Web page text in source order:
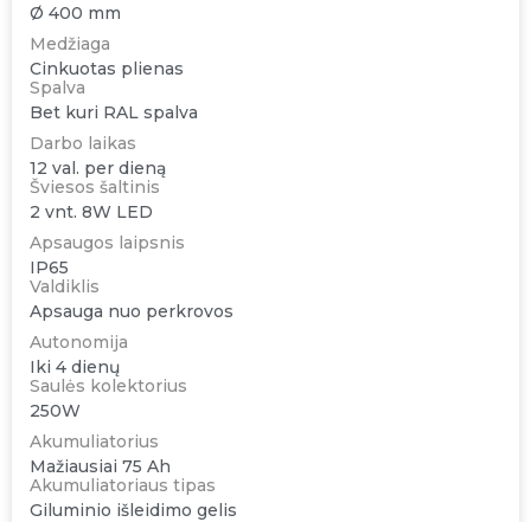
Ø 400 mm
Medžiaga
Cinkuotas plienas
Spalva
Bet kuri RAL spalva
Darbo laikas
12 val. per dieną
Šviesos šaltinis
2 vnt. 8W LED
Apsaugos laipsnis
IP65
Valdiklis
Apsauga nuo perkrovos
Autonomija
Iki 4 dienų
Saulės kolektorius
250W
Akumuliatorius
Mažiausiai 75 Ah
Akumuliatoriaus tipas
Giluminio išleidimo gelis